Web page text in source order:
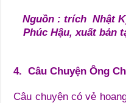
Nguồn : trích Nhật
Phúc Hậu, xuất bản
4. Câu Chuyện Ông
Câu chuyện có vẻ